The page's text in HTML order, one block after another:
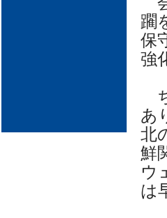
躙
保
強
あ
北
鮮
ウ
は